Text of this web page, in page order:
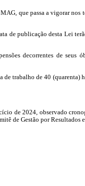
que passa a vigorar nos
de publicação desta Lei
decorrentes de seus
trabalho de 40 (quarenta)
de 2024, observado
de Gestão por Resultados